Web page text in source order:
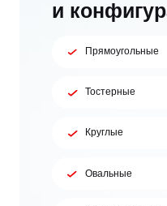
и
Прямоугольные
Овальные
Тостерные
Круглые